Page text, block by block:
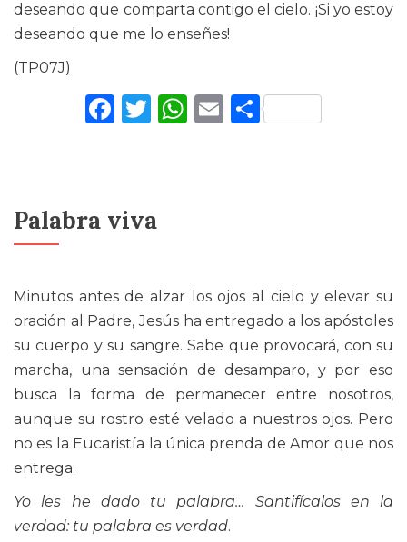
deseando que comparta contigo el cielo. ¡Si yo estoy
deseando que me lo enseñes!
(TP07J)
Facebook
Twitter
WhatsApp
Email
Palabra viva
Minutos antes de alzar los ojos al cielo y elevar su
oración al Padre, Jesús ha entregado a los apóstoles
su cuerpo y su sangre. Sabe que provocará, con su
marcha, una sensación de desamparo, y por eso
busca la forma de permanecer entre nosotros,
aunque su rostro esté velado a nuestros ojos. Pero
no es la Eucaristía la única prenda de Amor que nos
entrega:
Yo les he dado tu palabra… Santifícalos en la
verdad: tu palabra es verdad.